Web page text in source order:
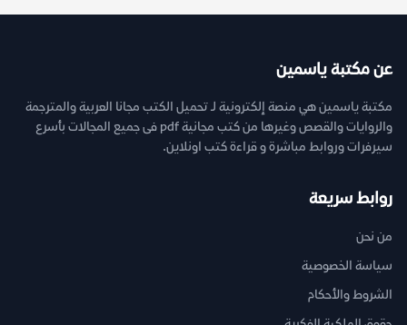
عن مكتبة ياسمين
مكتبة ياسمين هي منصة إلكترونية لـ تحميل الكتب مجانا العربية والمترجمة
والروايات والقصص وغيرها من كتب مجانية pdf فى جميع المجالات بأسرع
سيرفرات وروابط مباشرة و قراءة كتب اونلاين.
روابط سريعة
من نحن
سياسة الخصوصية
الشروط والأحكام